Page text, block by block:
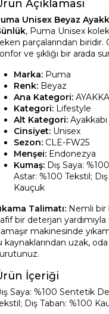
Açıklaması
Unisex Beyaz
, Puma Unisex
parçalarından biridir.
ve şıklığı bir arada
Marka: Puma
Renk: Beyaz
Ana Kategori:
Kategori: Lifestyle
Alt Kategori: Ayakkabı
Cinsiyet: Unisex
Sezon: CLE-FW25
Menşei: Endonezya
Kumaş: Dış Saya:
Astar: %100 Tekstil;
Kauçuk
Talimatı: Nemli bir
bir deterjan
makinesinde
kaynaklarından uzak, oda
İçeriği
Saya: %100 Sentetik
Dış Taban: %100